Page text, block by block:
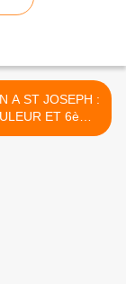
A ST JOSEPH :
ET 6ème
JOIE >